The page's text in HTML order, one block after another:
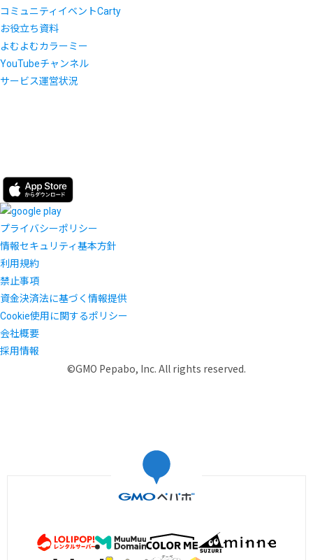
コミュニティイベントCarty
お役立ち資料
よむよむカラーミー
YouTubeチャンネル
サービス運営状況
プライバシーポリシー
情報セキュリティ基本方針
利用規約
禁止事項
資金決済法に基づく情報提供
Cookie使用に関するポリシー
会社概要
採用情報
©GMO Pepabo, Inc. All rights reserved.